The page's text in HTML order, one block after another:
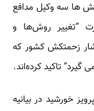
ها سه وکیل مدافع
“تغییر روش‌ها و
زحمتکش کشور که
تاکید کرده‌اند.
خورشید در بیانیه